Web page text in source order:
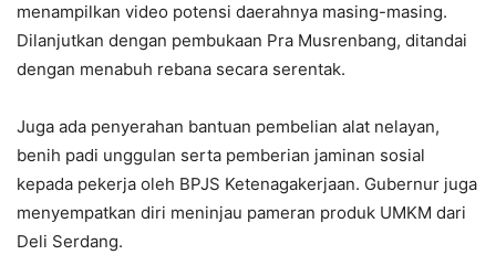
menampilkan video potensi daerahnya masing-masing.
Dilanjutkan dengan pembukaan Pra Musrenbang, ditandai
dengan menabuh rebana secara serentak.
Juga ada penyerahan bantuan pembelian alat nelayan,
benih padi unggulan serta pemberian jaminan sosial
kepada pekerja oleh BPJS Ketenagakerjaan. Gubernur juga
menyempatkan diri meninjau pameran produk UMKM dari
Deli Serdang.